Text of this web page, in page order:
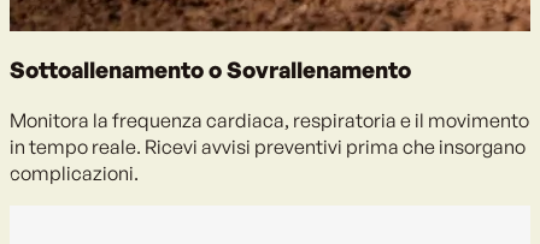
Sottoallenamento o Sovrallenamento
Monitora la frequenza cardiaca, respiratoria e il movimento
in tempo reale. Ricevi avvisi preventivi prima che insorgano
complicazioni.